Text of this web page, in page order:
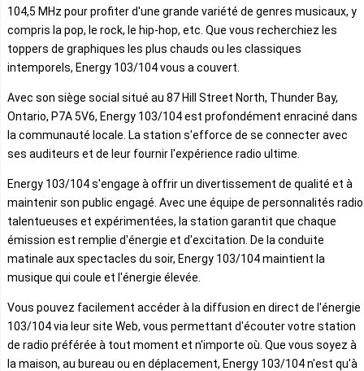
104,5 MHz pour profiter d'une grande variété de genres musicaux, y
compris la pop, le rock, le hip-hop, etc. Que vous recherchiez les
toppers de graphiques les plus chauds ou les classiques
intemporels, Energy 103/104 vous a couvert.
Avec son siège social situé au 87 Hill Street North, Thunder Bay,
Ontario, P7A 5V6, Energy 103/104 est profondément enraciné dans
la communauté locale. La station s'efforce de se connecter avec
ses auditeurs et de leur fournir l'expérience radio ultime.
Energy 103/104 s'engage à offrir un divertissement de qualité et à
maintenir son public engagé. Avec une équipe de personnalités radio
talentueuses et expérimentées, la station garantit que chaque
émission est remplie d'énergie et d'excitation. De la conduite
matinale aux spectacles du soir, Energy 103/104 maintient la
musique qui coule et l'énergie élevée.
Vous pouvez facilement accéder à la diffusion en direct de l'énergie
103/104 via leur site Web, vous permettant d'écouter votre station
de radio préférée à tout moment et n'importe où. Que vous soyez à
la maison, au bureau ou en déplacement, Energy 103/104 n'est qu'à